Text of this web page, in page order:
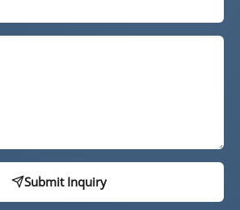
Submit Inquiry